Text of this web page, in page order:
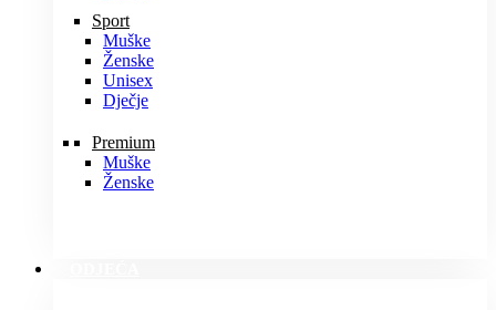
Sport
Muške
Ženske
Unisex
Dječje
Premium
Muške
Ženske